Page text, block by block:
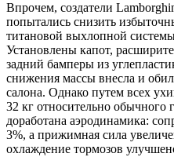
Впрочем, создатели
попытались снизить
титановой выхлопной
Установлены капот,
задний бамперы из
снижения массы внесла и
салона. Однако путем всех
32 кг относительно обычного
доработана аэродинамика:
3%, а прижимная сила
охлаждение тормозов